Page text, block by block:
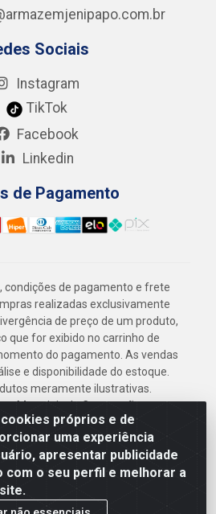
próprios e de
uma experiência
apresentar publicidade
com o seu perfil e melhorar a
Sociais
Instagram
TikTok
Facebook
Linkedin
de Pagamento
condições de pagamento e frete
realizadas exclusivamente
de preço de um produto,
que for exibido no carrinho de
do pagamento. As vendas
e disponibilidade do estoque.
meramente ilustrativas.
Materiais de Construção em
das Flores, 2691 - Guabiraba,
CEP 52.291-630 - CNPJ
0001-